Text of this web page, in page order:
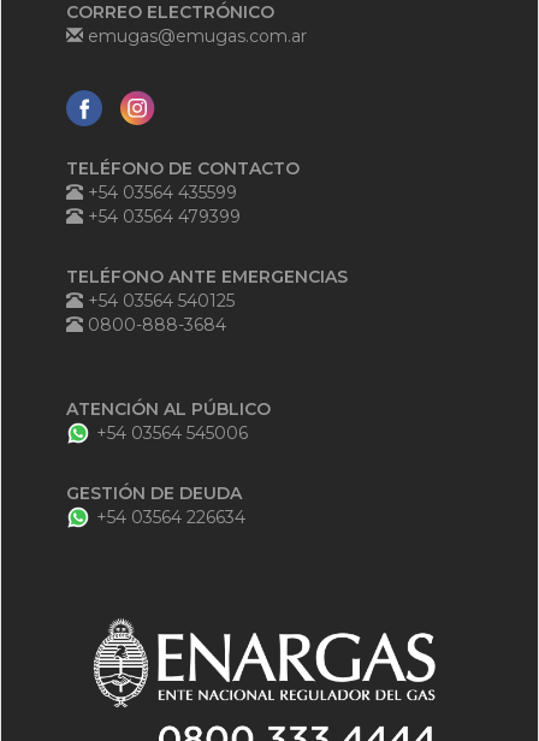
CORREO ELECTRÓNICO
emugas@emugas.com.ar
TELÉFONO DE CONTACTO
+54 03564 435599
+54 03564 479399
TELÉFONO ANTE EMERGENCIAS
+54 03564 540125
0800-888-3684
ATENCIÓN AL PÚBLICO
+54 03564 545006
GESTIÓN DE DEUDA
+54 03564 226634